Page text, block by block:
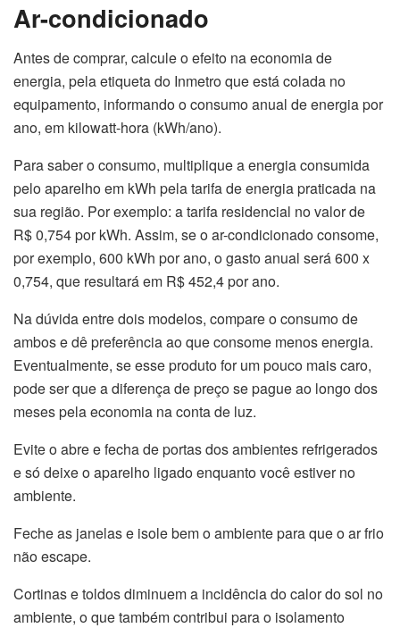
Ar-condicionado
Antes de comprar, calcule o efeito na economia de
energia, pela etiqueta do Inmetro que está colada no
equipamento, informando o consumo anual de energia por
ano, em kilowatt-hora (kWh/ano).
Para saber o consumo, multiplique a energia consumida
pelo aparelho em kWh pela tarifa de energia praticada na
sua região. Por exemplo: a tarifa residencial no valor de
R$ 0,754 por kWh. Assim, se o ar-condicionado consome,
por exemplo, 600 kWh por ano, o gasto anual será 600 x
0,754, que resultará em R$ 452,4 por ano.
Na dúvida entre dois modelos, compare o consumo de
ambos e dê preferência ao que consome menos energia.
Eventualmente, se esse produto for um pouco mais caro,
pode ser que a diferença de preço se pague ao longo dos
meses pela economia na conta de luz.
Evite o abre e fecha de portas dos ambientes refrigerados
e só deixe o aparelho ligado enquanto você estiver no
ambiente.
Feche as janelas e isole bem o ambiente para que o ar frio
não escape.
Cortinas e toldos diminuem a incidência do calor do sol no
ambiente, o que também contribui para o isolamento